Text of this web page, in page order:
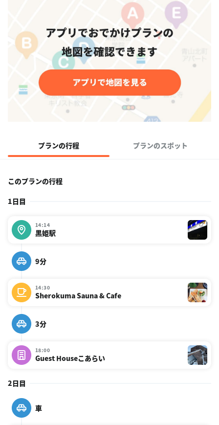
プランの行程 プランのスポット
このプランの行程
1日目
14:14
黒姫駅
9分
14:30
Sherokuma Sauna & Cafe
3分
18:00
Guest Houseこあらい
2日目
車